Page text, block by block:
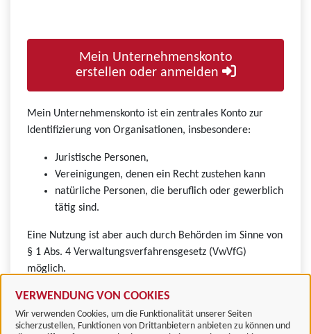
VERWENDUNG VON COOKIES
Wir verwenden Cookies, um die Funktionalität unserer Seiten
sicherzustellen, Funktionen von Drittanbietern anbieten zu können und
Mein Unternehmenskonto
erstellen oder anmelden
Mein Unternehmenskonto ist ein zentrales Konto zur
Identifizierung von Organisationen, insbesondere:
Juristische Personen,
Vereinigungen, denen ein Recht zustehen kann
natürliche Personen, die beruflich oder gewerblich
tätig sind.
Eine Nutzung ist aber auch durch Behörden im Sinne von
§ 1 Abs. 4 Verwaltungsverfahrensgesetz (VwVfG)
möglich.